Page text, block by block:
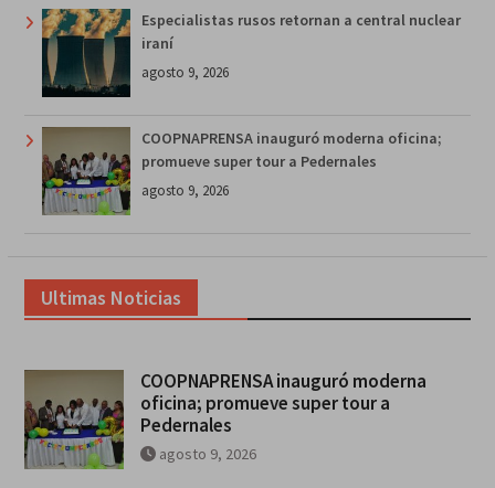
Especialistas rusos retornan a central nuclear
iraní
agosto 9, 2026
COOPNAPRENSA inauguró moderna oficina;
promueve super tour a Pedernales
agosto 9, 2026
Ultimas Noticias
COOPNAPRENSA inauguró moderna
oficina; promueve super tour a
Pedernales
agosto 9, 2026